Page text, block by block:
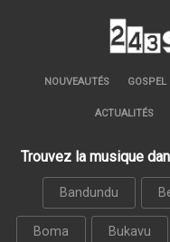
NOUVEAUTÉS GOSPEL
ACTUALITÉS
Trouvez la musique
Bandundu
Boma Bukavu